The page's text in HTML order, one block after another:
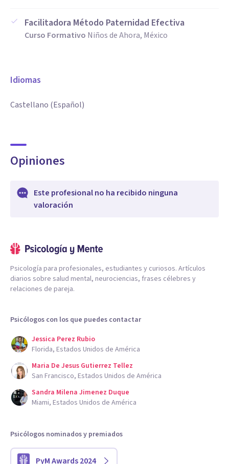
Facilitadora Método Paternidad Efectiva
Curso Formativo Niños de Ahora, México
Idiomas
Castellano (Español)
Opiniones
Este profesional no ha recibido ninguna
valoración
Psicología para profesionales, estudiantes y curiosos. Artículos
diarios sobre salud mental, neurociencias, frases célebres y
relaciones de pareja.
Psicólogos con los que puedes contactar
Jessica Perez Rubio
Florida, Estados Unidos de América
Maria De Jesus Gutierrez Tellez
San Francisco, Estados Unidos de América
Sandra Milena Jimenez Duque
Miami, Estados Unidos de América
Psicólogos nominados y premiados
PyM Awards 2024